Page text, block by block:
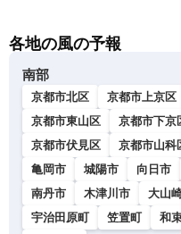
各地の風の予報
南部
京都市北区 京都市上京区
京都市東山区
京都市下京
京都市伏見区
京都市山科
亀岡市
城陽市 向日市
南丹市
木津川市 大山
宇治田原町
笠置町 和